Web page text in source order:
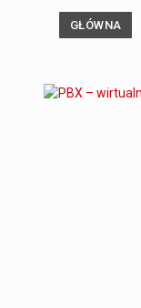
GŁÓWNA